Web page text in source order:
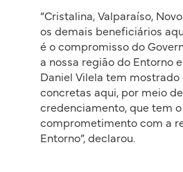
“Cristalina, Valparaíso,
os demais beneficiários
é o compromisso do
a nossa região do Entorno
Daniel Vilela tem mostrado
concretas aqui, por meio
credenciamento, que tem
comprometimento com a
Entorno”, declarou.